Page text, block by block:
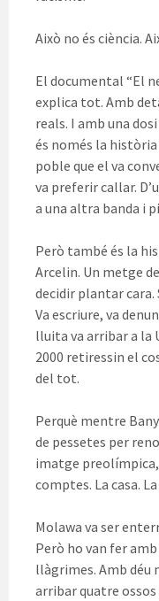
Això no és ciència.
El documental “El
explica tot. Amb
reals. I amb una
és només la història
poble que el va
va preferir callar.
a una altra banda i
Però també és la
Arcelin. Un metge
decidir plantar cara.
Va escriure, va
lluita va arribar a la
2000 retiressin el
del tot.
Perquè mentre
de pessetes per
imatge
comptes. La casa.
Molawa va ser
Però ho van fer
llàgrimes. Amb déu
arribar quatre ossos